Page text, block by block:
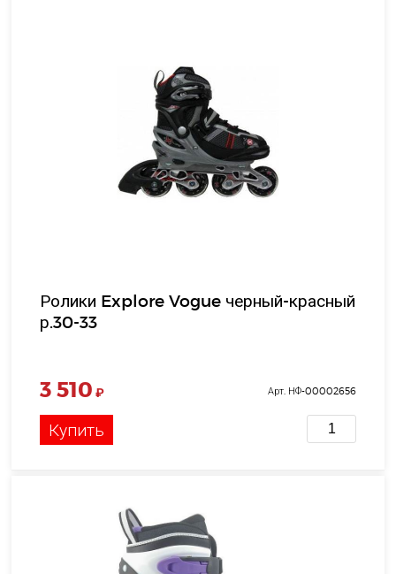
Ролики Explore Vogue черный-красный
р.30-33
3 510 ₽ Арт. НФ-00002656
Купить